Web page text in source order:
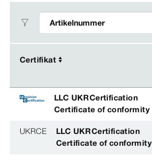
Certifikat
Certifikat
LLC UKRCertification
Certificate of conformity
UKRCE
LLC UKRCertification
Certificate of conformity